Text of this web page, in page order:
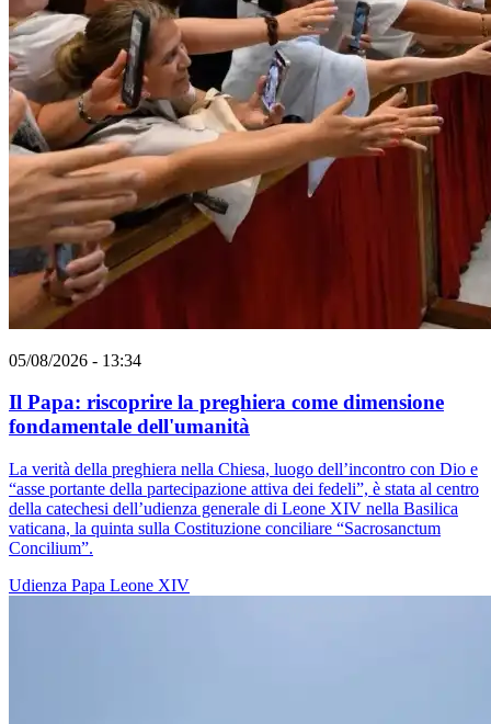
05/08/2026 - 13:34
Il Papa: riscoprire la preghiera come dimensione
fondamentale dell'umanità
La verità della preghiera nella Chiesa, luogo dell’incontro con Dio e
“asse portante della partecipazione attiva dei fedeli”, è stata al centro
della catechesi dell’udienza generale di Leone XIV nella Basilica
vaticana, la quinta sulla Costituzione conciliare “Sacrosanctum
Concilium”.
Udienza Papa Leone XIV